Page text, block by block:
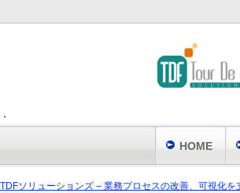
・
HOME
TDFソリューションズ – 業務プロセスの改善、可視化を